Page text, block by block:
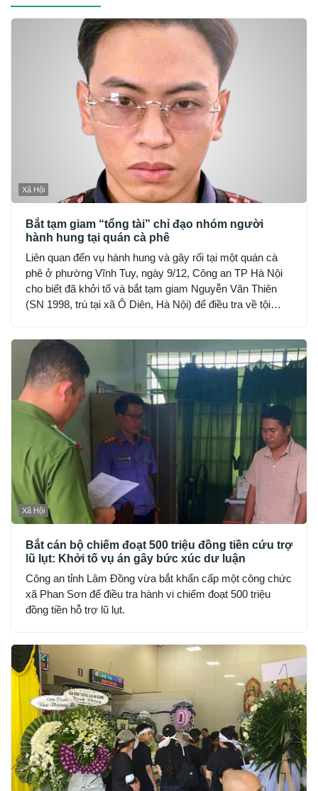
Xã Hội
Bắt tạm giam “tổng tài” chỉ đạo nhóm người
hành hung tại quán cà phê
Liên quan đến vụ hành hung và gây rối tại một quán cà
phê ở phường Vĩnh Tuy, ngày 9/12, Công an TP Hà Nội
cho biết đã khởi tố và bắt tạm giam Nguyễn Văn Thiên
(SN 1998, trú tại xã Ô Diên, Hà Nội) để điều tra về tội
Xã Hội
Bắt cán bộ chiếm đoạt 500 triệu đồng tiền cứu trợ
lũ lụt: Khởi tố vụ án gây bức xúc dư luận
Công an tỉnh Lâm Đồng vừa bắt khẩn cấp một công chức
xã Phan Sơn để điều tra hành vi chiếm đoạt 500 triệu
đồng tiền hỗ trợ lũ lụt.